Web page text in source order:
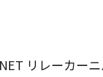
リレーカー